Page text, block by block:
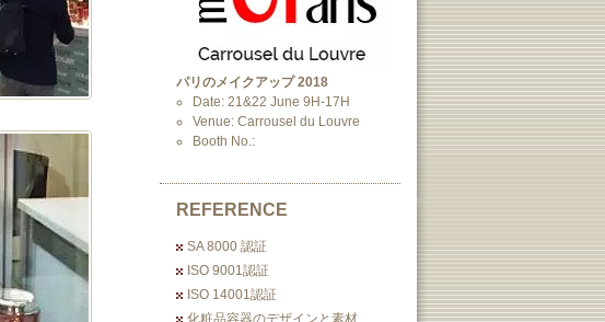
パリのメイクアップ 2018
Date: 21&22 June 9H-17H
Venue: Carrousel du Louvre
Booth No.:
REFERENCE
SA 8000 認証
ISO 9001認証
ISO 14001認証
化粧品容器のデザインと素材